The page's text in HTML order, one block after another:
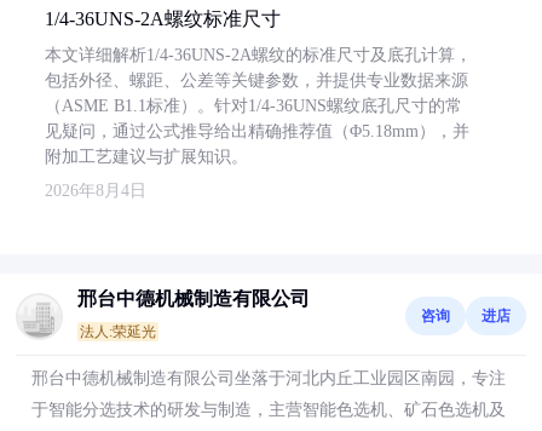
1/4-36UNS-2A螺纹标准尺寸
本文详细解析1/4-36UNS-2A螺纹的标准尺寸及底孔计算，
包括外径、螺距、公差等关键参数，并提供专业数据来源
（ASME B1.1标准）。针对1/4-36UNS螺纹底孔尺寸的常
见疑问，通过公式推导给出精确推荐值（Φ5.18mm），并
附加工艺建议与扩展知识。
2026年8月4日
邢台中德机械制造有限公司
法人:荣延光
咨询 进店
邢台中德机械制造有限公司坐落于河北内丘工业园区南园，专注
于智能分选技术的研发与制造，主营智能色选机、矿石色选机及